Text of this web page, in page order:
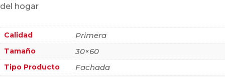
del hogar
Calidad Primera
Tamaño 30×60
Tipo Producto Fachada